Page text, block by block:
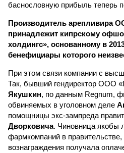
баснословную прибыль теперь
Производитель арепливира
принадлежит кипрскому
холдингс», основанному в
бенефициары которого
При этом связи компании с
Так, бывший гендиректор ООО
Якушкин, по данным Regnum,
обвиняемых в уголовном деле
помощницы экс-зампреда
Дворковича. Чиновница якобы
фармкомпаний в правительстве,
вознаграждения получала